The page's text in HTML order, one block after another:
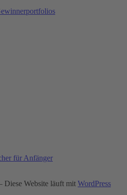
für Anfänger
Website läuft mit WordPress